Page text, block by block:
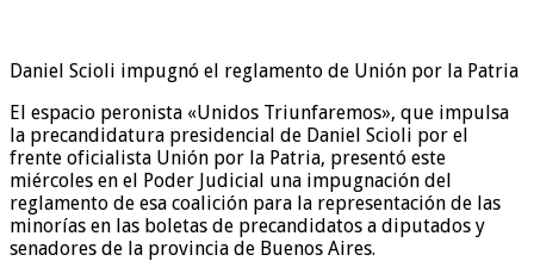
Daniel Scioli impugnó el reglamento de Unión por la Patria
El espacio peronista «Unidos Triunfaremos», que impulsa
la precandidatura presidencial de Daniel Scioli por el
frente oficialista Unión por la Patria, presentó este
miércoles en el Poder Judicial una impugnación del
reglamento de esa coalición para la representación de las
minorías en las boletas de precandidatos a diputados y
senadores de la provincia de Buenos Aires.